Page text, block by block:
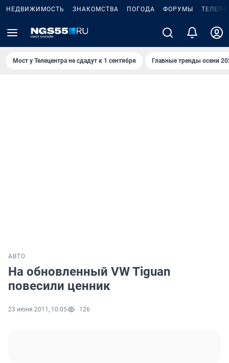
НЕДВИЖИМОСТЬ ЗНАКОМСТВА ПОГОДА ФОРУМЫ
Мост у Телецентра не сдадут к 1 сентября Главные тренды осени
АВТО
На обновленный VW Tiguan
повесили ценник
23 июня 2011, 10:05 126